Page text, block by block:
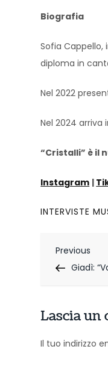
Biografia
Sofia Cappello,
diploma in
Nel 2022
Nel 2024 arriva
“Cristalli” è il
Instagram |
INTERVISTE
N
a
i
g
Previous
Post
Previous
Giadì:
Lascia un
Il tuo indirizzo